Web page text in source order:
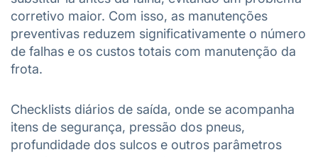
corretivo maior. Com isso, as manutenções
preventivas reduzem significativamente o número
de falhas e os custos totais com manutenção da
frota.
Checklists diários de saída, onde se acompanha
itens de segurança, pressão dos pneus,
profundidade dos sulcos e outros parâmetros